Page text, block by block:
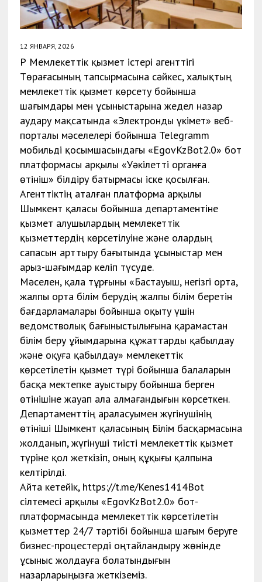
12 ЯНВАРЯ, 2026
ҚР Мемлекеттік қызмет істері агенттігі
Төрағасының тапсырмасына сәйкес, халықтың
мемлекеттік қызмет көрсету бойынша
шағымдары мен ұсыныстарына жедел назар
аудару мақсатында «Электронды үкімет» веб-
порталы мәселелері бойынша Telegramm
мобильді қосымшасындағы «EgovKzBot2.0» бот
платформасы арқылы «Уәкілетті органға
өтініш» білдіру батырмасы іске қосылған.
Агенттіктің аталған платформа арқылы
Шымкент қаласы бойынша департаментіне
қызмет алушылардың мемлекеттік
қызметтердің көрсетілуіне және олардың
сапасын арттыру бағытында ұсыныстар мен
арыз-шағымдар келіп түсуде.
Мәселен, қала тұрғыны «Бастауыш, негізгі орта,
жалпы орта білім берудің жалпы білім беретін
бағдарламалары бойынша оқыту үшін
ведомстволық бағыныстылығына қарамастан
білім беру ұйымдарына құжаттарды қабылдау
және оқуға қабылдау» мемлекеттік
көрсетілетін қызмет түрі бойынша балаларын
басқа мектепке ауыстыру бойынша берген
өтінішіне жауап ала алмағандығын көрсеткен.
Департаменттің араласуымен жүгінушінің
өтініші Шымкент қаласының Білім басқармасына
жолданып, жүгінуші тиісті мемлекеттік қызмет
түріне қол жеткізіп, оның құқығы қалпына
келтірілді.
Айта кетейік, https://t.me/Kenes1414Bot
сілтемесі арқылы «EgovKzBot2.0» бот-
платформасында мемлекеттік көрсетілетін
қызметтер 24/7 тәртібі бойынша шағым беруге
бизнес-процестерді оңтайландыру жөнінде
ұсыныс жолдауға болатындығын
назарларыңызға жеткіземіз.